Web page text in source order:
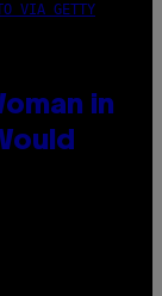
VIA GETTY
in